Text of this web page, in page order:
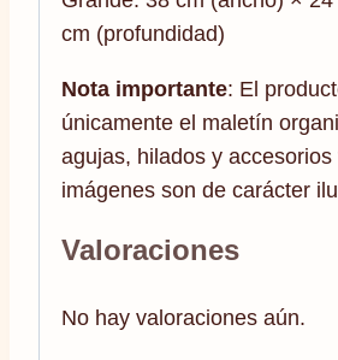
cm (profundidad)
Nota importante: El
únicamente el maletín
agujas, hilados y
imágenes son de carácter
Valoraciones
No hay valoraciones aún.